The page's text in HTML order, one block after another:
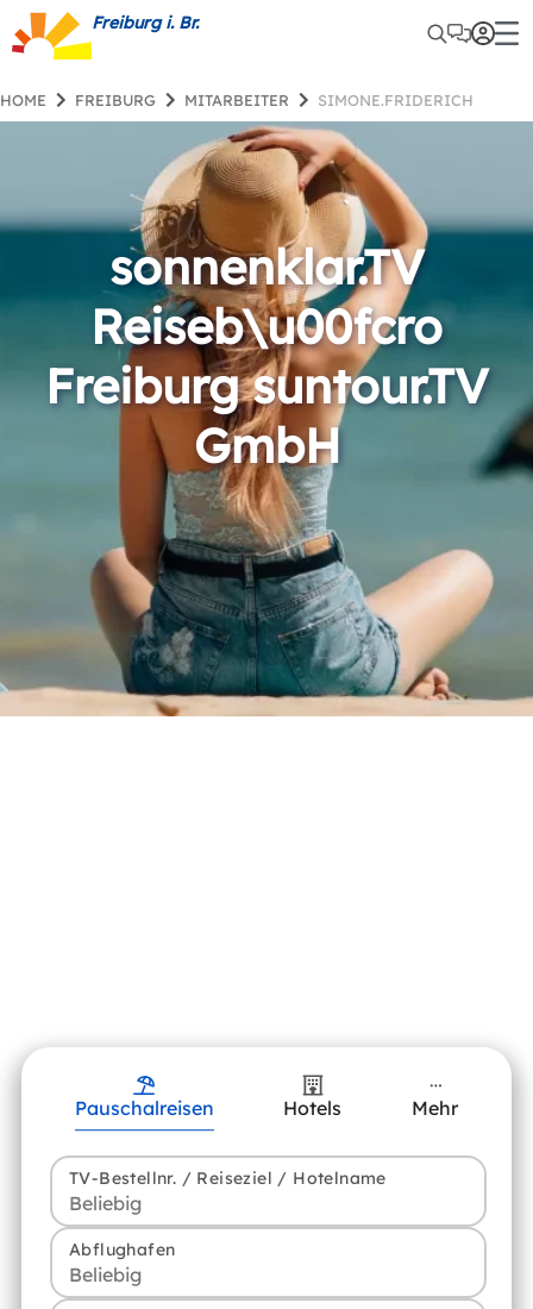
Freiburg i. Br.
HOME FREIBURG MITARBEITER SIMONE.FRIDERICH
sonnenklar.TV
Reiseb\u00fcro
Freiburg suntour.TV
GmbH
Pauschalreisen Hotels Mehr
TV-Bestellnr. / Reiseziel / Hotelname
Abflughafen